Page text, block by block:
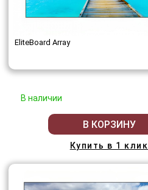
EliteBoard Array
В наличии
В КОРЗИНУ
Купить в 1 клик